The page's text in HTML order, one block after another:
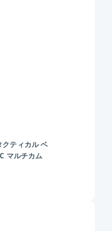
クティカル ベ
マルチカム
ーム